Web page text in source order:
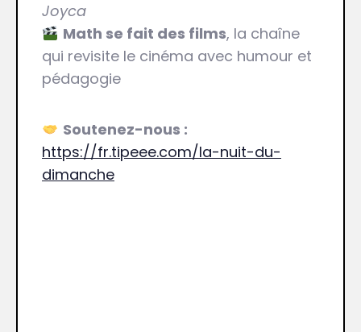
Joyca
Math se fait des films, la chaîne
qui revisite le cinéma avec humour et
pédagogie
Soutenez-nous :
https://fr.tipeee.com/la-nuit-du-
dimanche